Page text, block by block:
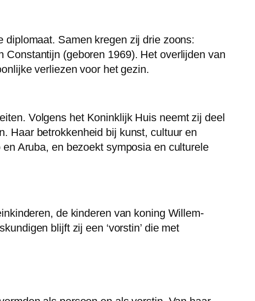
Samen kregen zij drie zoons:
(geboren 1969). Het overlijden van
verliezen voor het gezin.
Volgens het Koninklijk Huis neemt zij deel
Haar betrokkenheid bij kunst, cultuur en
Aruba, en bezoekt symposia en culturele
de kinderen van koning Willem-
blijft zij een ‘vorstin’ die met